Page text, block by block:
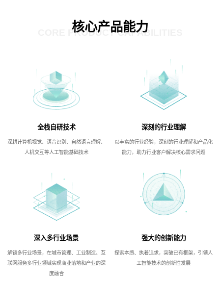
核心产品能力
CORE PRODUCT CAPABILITIES
全栈自研技术
深耕计算机视觉、语音识别、自然语言理解、
人机交互等人工智能基础技术
深刻的行业理解
以丰富的行业经验，深刻的行业理解和产品化
能力，助力行业客户解决核心需求问题
深入多行业场景
解锁多行业场景，在城市管理、工业制造、互
联网服务多行业领域实现商业落地和产业的深
度融合
强大的创新能力
探索本质、执着追求，突破已有框架，引领人
工智能技术的创新性发展